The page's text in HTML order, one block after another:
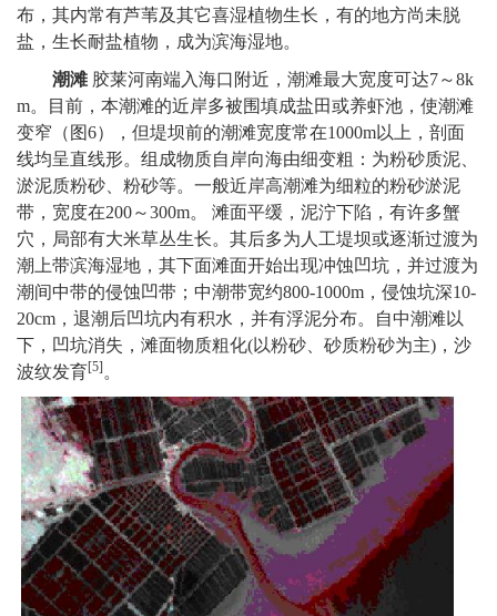
布，其内常有芦苇及其它喜湿植物生长，有的地方尚未脱
盐，生长耐盐植物，成为滨海湿地。
潮滩 胶莱河南端入海口附近，潮滩最大宽度可达7～8k
m。目前，本潮滩的近岸多被围填成盐田或养虾池，使潮滩
变窄（图6），但堤坝前的潮滩宽度常在1000m以上，剖面
线均呈直线形。组成物质自岸向海由细变粗：为粉砂质泥、
淤泥质粉砂、粉砂等。一般近岸高潮滩为细粒的粉砂淤泥
带，宽度在200～300m。 滩面平缓，泥泞下陷，有许多蟹
穴，局部有大米草丛生长。其后多为人工堤坝或逐渐过渡为
潮上带滨海湿地，其下面滩面开始出现冲蚀凹坑，并过渡为
潮间中带的侵蚀凹带；中潮带宽约800-1000m，侵蚀坑深10-
20cm，退潮后凹坑内有积水，并有浮泥分布。自中潮滩以
下，凹坑消失，滩面物质粗化(以粉砂、砂质粉砂为主)，沙
波纹发育[5] 。